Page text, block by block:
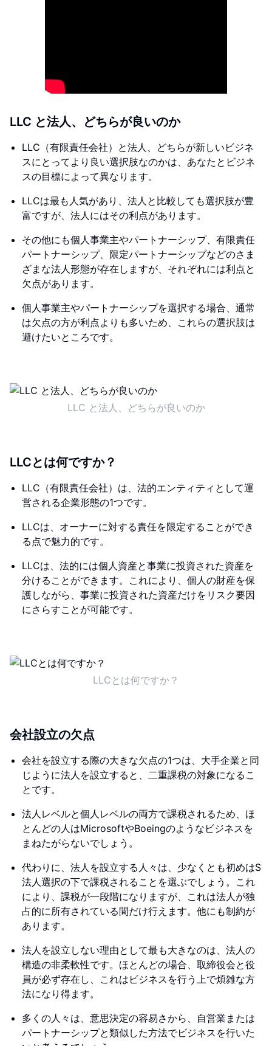
LLC と法人、どちらが良いのか
LLC（有限責任会社）と法人、どちらが新しいビジネ
スにとってより良い選択肢なのかは、あなたとビジネ
スの目標によって異なります。
LLCは最も人気があり、法人と比較しても選択肢が豊
富ですが、法人にはその利点があります。
その他にも個人事業主やパートナーシップ、有限責任
パートナーシップ、限定パートナーシップなどのさま
ざまな法人形態が存在しますが、それぞれには利点と
欠点があります。
個人事業主やパートナーシップを選択する場合、通常
は欠点の方が利点よりも多いため、これらの選択肢は
避けたいところです。
LLC と法人、どちらが良いのか
LLCとは何ですか？
LLC（有限責任会社）は、法的エンティティとして運
営される企業形態の1つです。
LLCは、オーナーに対する責任を限定することができ
る点で魅力的です。
LLCは、法的には個人資産と事業に投資された資産を
分けることができます。これにより、個人の財産を保
護しながら、事業に投資された資産だけをリスク要因
にさらすことが可能です。
LLCとは何ですか？
会社設立の欠点
会社を設立する際の大きな欠点の1つは、大手企業と同
じように法人を設立すると、二重課税の対象になるこ
とです。
法人レベルと個人レベルの両方で課税されるため、ほ
とんどの人はMicrosoftやBoeingのようなビジネスを
まねたがらないでしょう。
代わりに、法人を設立する人々は、少なくとも初めはS
法人選択の下で課税されることを選ぶでしょう。これ
により、課税が一段階になりますが、これは法人が独
占的に所有されている間だけ行えます。他にも制約が
あります。
法人を設立しない理由として最も大きなのは、法人の
構造の非柔軟性です。ほとんどの場合、取締役会と役
員が必ず存在し、これはビジネスを行う上で煩雑な方
法になり得ます。
多くの人々は、意思決定の容易さから、自営業または
パートナーシップと類似した方法でビジネスを行いた